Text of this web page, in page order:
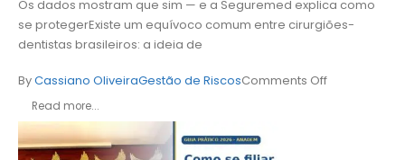
Os dados mostram que sim — e a Seguremed explica como
se protegerExiste um equívoco comum entre cirurgiões-
dentistas brasileiros: a ideia de
ByCassiano OliveiraGestão de RiscosComments Off
Read more...